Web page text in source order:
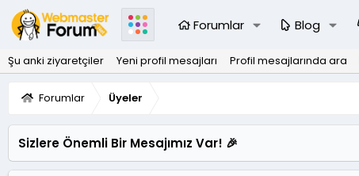
Forumlar Blog
Şu anki ziyaretçiler Yeni profil mesajları Profil mesajlarında ara
Forumlar Üyeler
Sizlere Önemli Bir Mesajımız Var! 🎉